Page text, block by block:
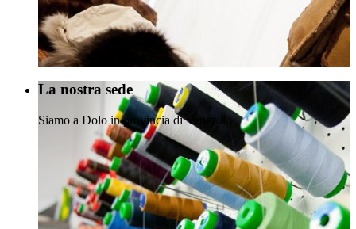
La nostra sede
Siamo a Dolo in provincia di Venezia.